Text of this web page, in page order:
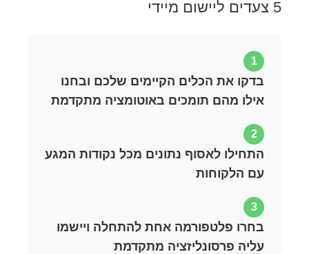
5 צעדים ליישום מיידי
1
בדקו את הכלים הקיימים שלכם ובחנו
אילו מהם תומכים באוטומציה מתקדמת
2
התחילו לאסוף נתונים מכל נקודות המגע
עם הלקוחות
3
בחרו פלטפורמה אחת להתחלה ויישמו
עליה פרסונליזציה מתקדמת